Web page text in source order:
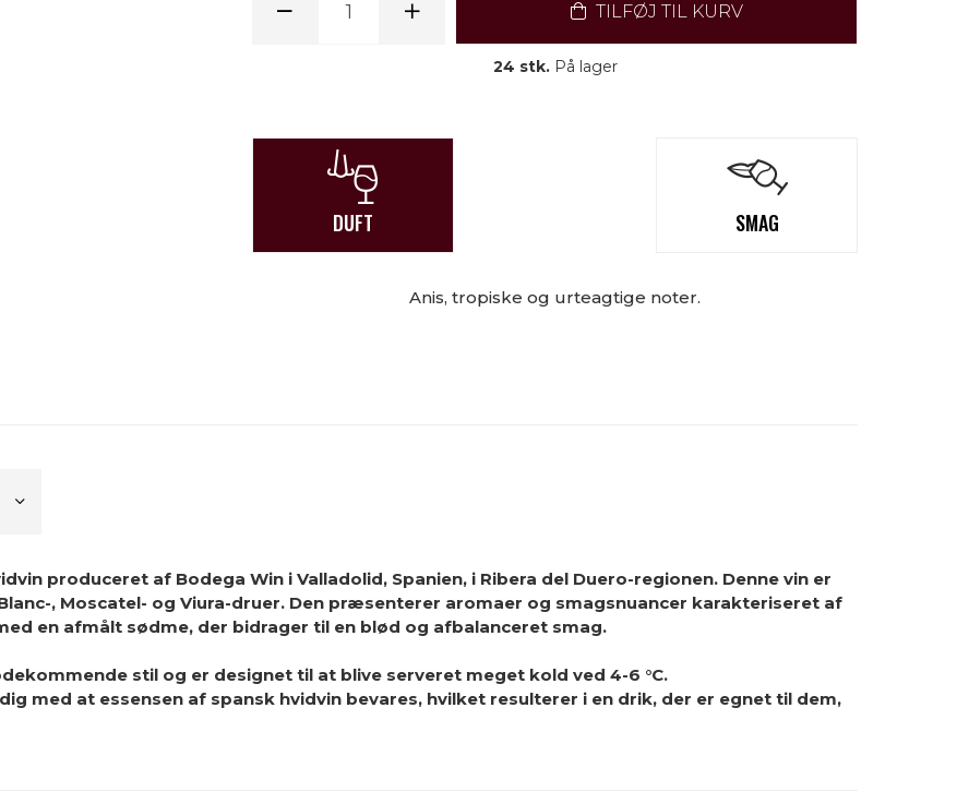
TILFØJ TIL KURV
24 stk.På lager
DUFT SMAG
Anis, tropiske og urteagtige noter.
produceret af Bodega Win i Valladolid, Spanien, i Ribera del Duero-regionen. Denne vin er
, Moscatel- og Viura-druer. Den præsenterer aromaer og smagsnuancer karakteriseret af
en afmålt sødme, der bidrager til en blød og afbalanceret smag.
stil og er designet til at blive serveret meget kold ved 4-6 °C.
med at essensen af ​​spansk hvidvin bevares, hvilket resulterer i en drik, der er egnet til dem,